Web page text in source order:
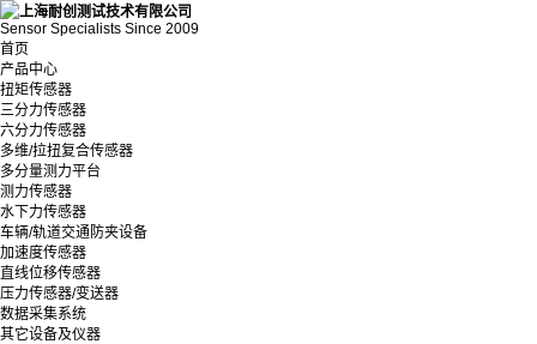
Sensor Specialists Since 2009
首页
产品中心
扭矩传感器
三分力传感器
六分力传感器
多维/拉扭复合传感器
多分量测力平台
测力传感器
水下力传感器
车辆/轨道交通防夹设备
加速度传感器
直线位移传感器
压力传感器/变送器
数据采集系统
其它设备及仪器